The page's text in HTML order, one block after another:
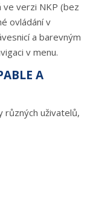
ve verzi NKP (bez
ovládání v
a barevným
v menu.
A
různých uživatelů,